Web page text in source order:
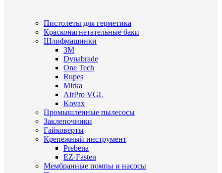
Пистолеты для герметика
Красконагнетательные баки
Шлифмашинки
3M
Dynabrade
One Tech
Rupes
Mirka
AirPro VGL
Kovax
Промышленные пылесосы
Заклепочники
Гайковерты
Крепежный инструмент
Prebena
EZ-Fasten
Мембранные помпы и насосы